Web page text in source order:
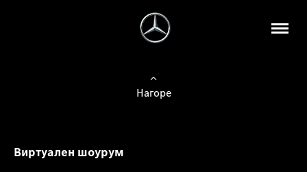
Нагоре
Виртуален шоурум